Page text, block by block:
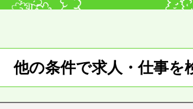
他の条件で求人・仕事を